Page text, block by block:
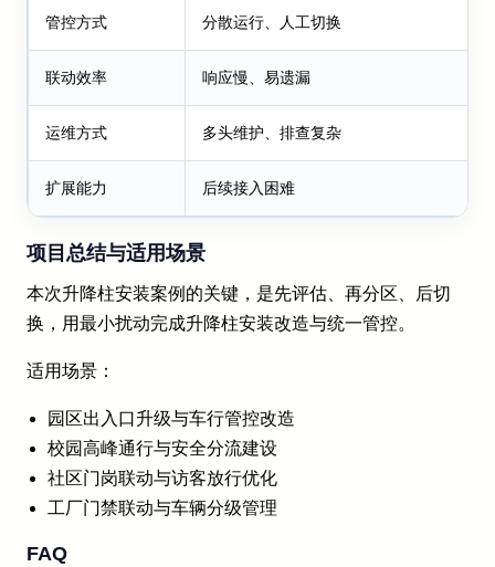
管控方式 分散运行、人工切换
联动效率 响应慢、易遗漏
运维方式 多头维护、排查复杂
扩展能力 后续接入困难
项目总结与适用场景
本次升降柱安装案例的关键，是先评估、再分区、后切
换，用最小扰动完成升降柱安装改造与统一管控。
适用场景：
园区出入口升级与车行管控改造
校园高峰通行与安全分流建设
社区门岗联动与访客放行优化
工厂门禁联动与车辆分级管理
FAQ